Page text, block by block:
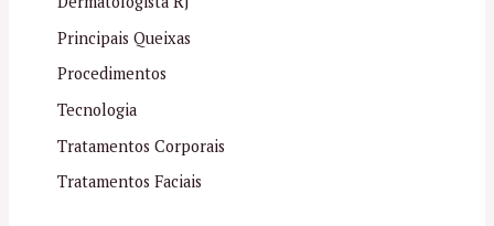
Principais Queixas
Procedimentos
Tecnologia
Tratamentos Corporais
Tratamentos Faciais